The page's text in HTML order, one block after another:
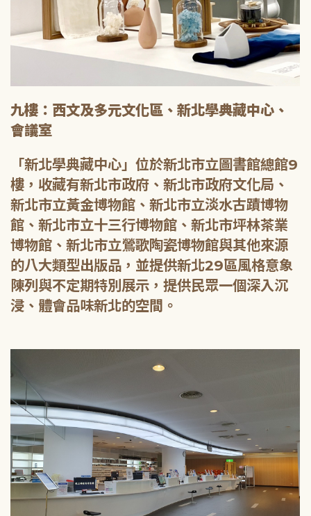
九樓：西文及多元文化區、新北學典藏中心、
會議室
「新北學典藏中心」位於新北市立圖書館總館9
樓，收藏有新北市政府、新北市政府文化局、
新北市立黃金博物館、新北市立淡水古蹟博物
館、新北市立十三行博物館、新北市坪林茶業
博物館、新北市立鶯歌陶瓷博物館與其他來源
的八大類型出版品，並提供新北29區風格意象
陳列與不定期特別展示，提供民眾一個深入沉
浸、體會品味新北的空間。